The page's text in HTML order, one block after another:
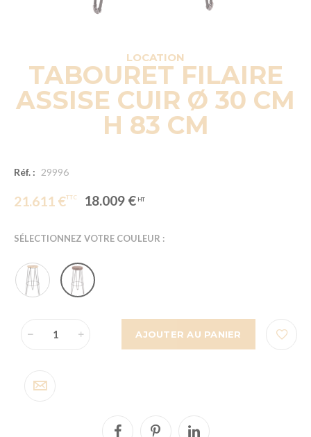
LOCATION
TABOURET FILAIRE
ASSISE CUIR Ø 30 CM
H 83 CM
Réf. : 29996
21.611 € 18.009 €
SÉLECTIONNEZ VOTRE COULEUR :
AJOUTER AU PANIER